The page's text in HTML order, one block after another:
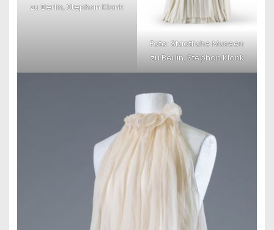
zu Berlin, Stephan Klonk
Foto: Staatliche Museen
zu Berlin, Stephan Klonk